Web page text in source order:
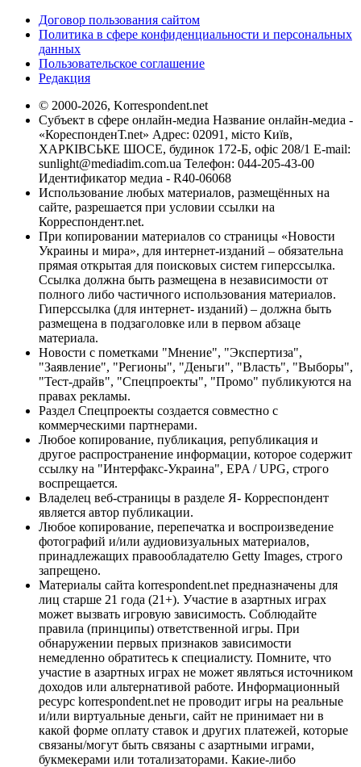
Договор пользования сайтом
Политика в сфере конфиденциальности и персональных
данных
Пользовательское соглашение
Редакция
© 2000-2026, Korrespondent.net
Субъект в сфере онлайн-медиа Название онлайн-медиа -
«КореспонденТ.net» Адрес: 02091, місто Київ,
ХАРКІВСЬКЕ ШОСЕ, будинок 172-Б, офіс 208/1 E-mail:
sunlight@mediadim.com.ua Телефон: 044-205-43-00
Идентификатор медиа - R40-06068
Использование любых материалов, размещённых на
сайте, разрешается при условии ссылки на
Корреспондент.net.
При копировании материалов со страницы «Новости
Украины и мира», для интернет-изданий – обязательна
прямая открытая для поисковых систем гиперссылка.
Ссылка должна быть размещена в независимости от
полного либо частичного использования материалов.
Гиперссылка (для интернет- изданий) – должна быть
размещена в подзаголовке или в первом абзаце
материала.
Новости с пометками "Мнение", "Экспертиза",
"Заявление", "Регионы", "Деньги", "Власть", "Выборы",
"Тест-драйв", "Спецпроекты", "Промо" публикуются на
правах рекламы.
Раздел Спецпроекты создается совместно с
коммерческими партнерами.
Любое копирование, публикация, републикация и
другое распространение информации, которое содержит
ссылку на "Интерфакс-Украина", EPA / UPG, строго
воспрещается.
Владелец веб-страницы в разделе Я- Корреспондент
является автор публикации.
Любое копирование, перепечатка и воспроизведение
фотографий и/или аудиовизуальных материалов,
принадлежащих правообладателю Getty Images, строго
запрещено.
Материалы сайта korrespondent.net предназначены для
лиц старше 21 года (21+). Участие в азартных играх
может вызвать игровую зависимость. Соблюдайте
правила (принципы) ответственной игры. При
обнаружении первых признаков зависимости
немедленно обратитесь к специалисту. Помните, что
участие в азартных играх не может являться источником
доходов или альтернативой работе. Информационный
ресурс korrespondent.net не проводит игры на реальные
и/или виртуальные деньги, сайт не принимает ни в
какой форме оплату ставок и других платежей, которые
связаны/могут быть связаны с азартными играми,
букмекерами или тотализаторами. Какие-либо